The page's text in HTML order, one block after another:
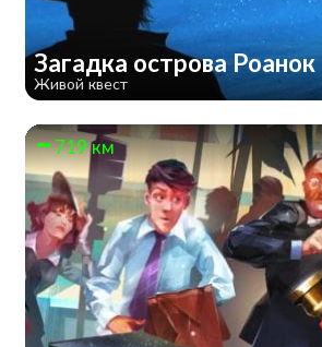
Загадка острова Роанок
Живой квест
719 км